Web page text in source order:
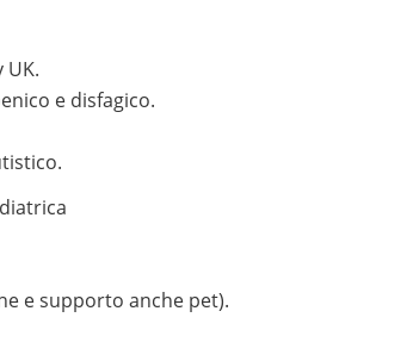
UK.
e disfagico.
e supporto anche pet).